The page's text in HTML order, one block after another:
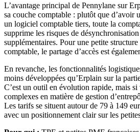
L’avantage principal de Pennylane sur
sa couche comptable : plutôt que d’avoir
un logiciel comptable tiers, toute la
supprime les risques de
supplémentaires. Pour une petite
comptable, le partage d’accès est
En revanche, les fonctionnalités
moins développées qu’Erplain sur la
C’est un outil en évolution rapide, mais si
complexes en matière de gestion
Les tarifs se situent autour de 79 à 149
avec un positionnement clair sur les